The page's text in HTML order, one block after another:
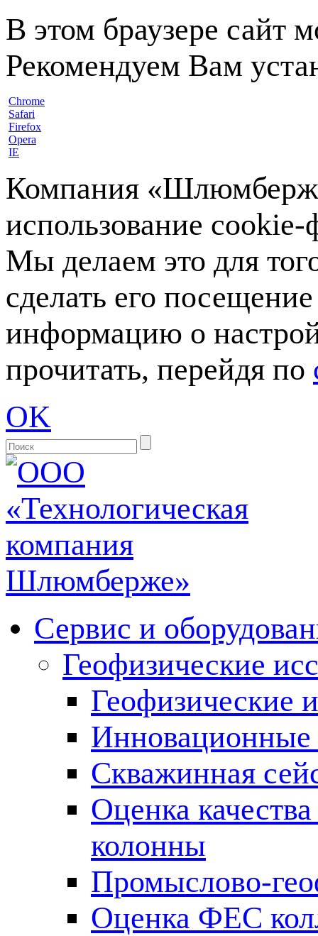
В этом браузере сайт
Рекомендуем Вам
Chrome
Safari
Firefox
Opera
IE
Компания
использование
Мы делаем это для
сделать его
информацию о
прочитать, перейдя по
OK
Сервис и
Геофизические
Геофизические
Инновационные
Скважинная
Оценка
колонны
Промыслово-
Оценка ФЕС